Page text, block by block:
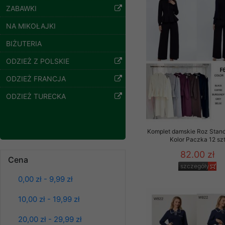
ZABAWKI
NA MIKOŁAJKI
BIŻUTERIA
ODZIEŻ Z POLSKIE
ODZIEŻ FRANCJA
ODZIEŻ TURECKA
Cena
0,00 zł - 9,99 zł
10,00 zł - 19,99 zł
20,00 zł - 29,99 zł
39.00 zł
Komplet damskie Roz
Kolor Paczka 12 szt
82.00 zł
szczegóły
Klientów
ochronie danych
serwerach
pracownicy Sklepu.
Każdy Klient, który
ich weryfikacji,
Sklep nie
chyba że dzieje się
prawa organów
Nasz Sklep
przez nasz serwer i
jego indywidualnych
opcję przyjmowania
może wpłynąć na
• sesji
• ostatnio